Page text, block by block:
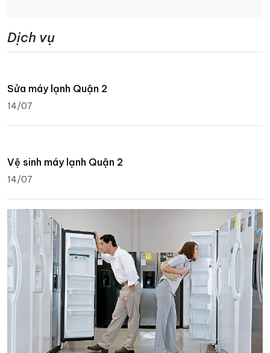
Dịch vụ
Sửa máy lạnh Quận 2
14/07
Vệ sinh máy lạnh Quận 2
14/07